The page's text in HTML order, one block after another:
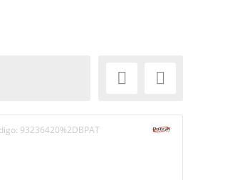
 
93236420%2DBPAT